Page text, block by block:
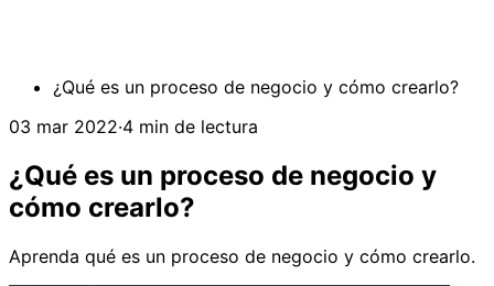
¿Qué es un proceso de negocio y cómo crearlo?
03 mar 2022·4 min de lectura
¿Qué es un proceso de negocio y
cómo crearlo?
Aprenda qué es un proceso de negocio y cómo crearlo.